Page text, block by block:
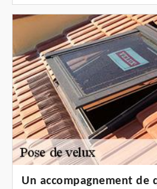
Un accompagnement de